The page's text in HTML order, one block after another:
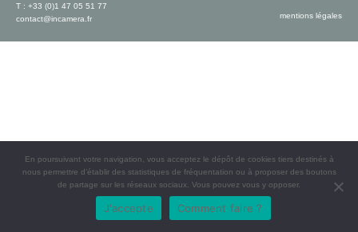
T : +33 (0)1 47 05 51 77
contact@incamera.fr
mentions légales
En poursuivant votre navigation, vous acceptez le dépôt de cookies tiers destinés à
nous permettre d’établir des statistiques de fréquentation ou à proposer des boutons
de partage sur les réseaux sociaux. Vous pouvez vous y opposer.
J'accepte Comment faire ?